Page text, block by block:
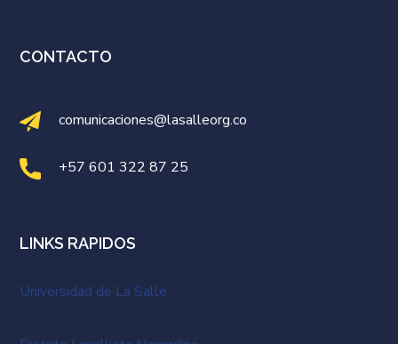
CONTACTO
comunicaciones@lasalleorg.co
+57 601 322 87 25
LINKS RAPIDOS
Universidad de La Salle